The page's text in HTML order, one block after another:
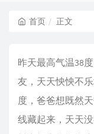
首页 正文
昨天最高气温38
友，天天怏怏不
度，爸爸想既然
线藏起来，天天